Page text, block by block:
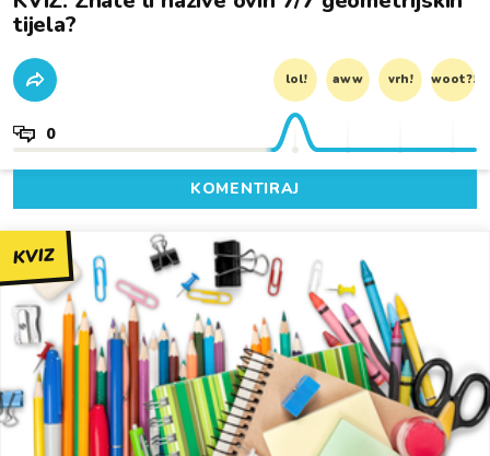
tijela?
lol! aww vrh! woot?!
0
KOMENTIRAJ
KVIZ